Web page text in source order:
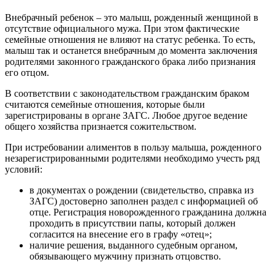
Внебрачный ребенок – это малыш, рожденный женщиной в
отсутствие официального мужа. При этом фактические
семейные отношения не влияют на статус ребенка. То есть,
малыш так и останется внебрачным до момента заключения
родителями законного гражданского брака либо признания
его отцом.
В соответствии с законодательством гражданским браком
считаются семейные отношения, которые были
зарегистрированы в органе ЗАГС. Любое другое ведение
общего хозяйства признается сожительством.
При истребовании алиментов в пользу малыша, рожденного
незарегистрированными родителями необходимо учесть ряд
условий:
в документах о рождении (свидетельство, справка из
ЗАГС) достоверно заполнен раздел с информацией об
отце. Регистрация новорожденного гражданина должна
проходить в присутствии папы, который должен
согласится на внесение его в графу «отец»;
наличие решения, выданного судебным органом,
обязывающего мужчину признать отцовство.